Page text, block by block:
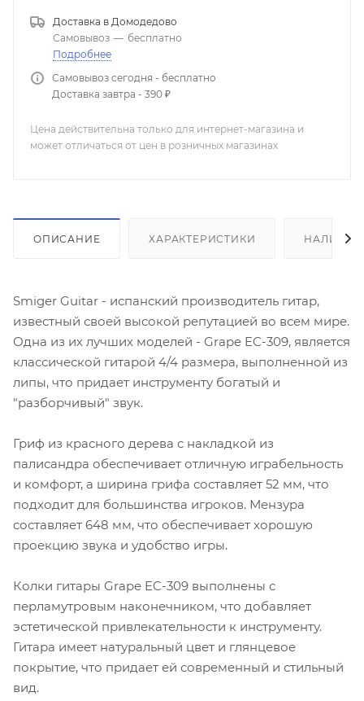
Доставка в Домодедово
Самовывоз — бесплатно
Подробнее
Самовывоз сегодня - бесплатно
Доставка завтра - 390 ₽
Цена действительна только для интернет-магазина и
может отличаться от цен в розничных магазинах
ОПИСАНИЕ ХАРАКТЕРИСТИКИ НАЛИЧИЕ
Smiger Guitar - испанский производитель гитар,
известный своей высокой репутацией во всем мире.
Одна из их лучших моделей - Grape EC-309, является
классической гитарой 4/4 размера, выполненной из
липы, что придает инструменту богатый и
"разборчивый" звук.
Гриф из красного дерева с накладкой из
палисандра обеспечивает отличную играбельность
и комфорт, а ширина грифа составляет 52 мм, что
подходит для большинства игроков. Мензура
составляет 648 мм, что обеспечивает хорошую
проекцию звука и удобство игры.
Колки гитары Grape EC-309 выполнены с
перламутровым наконечником, что добавляет
эстетической привлекательности к инструменту.
Гитара имеет натуральный цвет и глянцевое
покрытие, что придает ей современный и стильный
вид.